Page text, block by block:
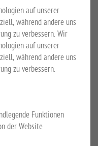
und Staplertaschen,
gekanteter
Bodenblech
rückstandsloses
mit Kugellager, 2
2 Einzelräder 160 x 40
(1/2-Zoll), Seilzug
auf unserer
während andere uns
zu verbessern. Wir
auf unserer
während andere uns
zu verbessern.
Funktionen
der Website